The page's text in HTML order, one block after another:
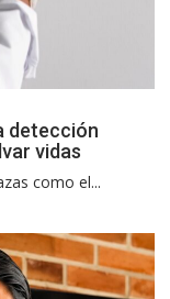
detección
vidas
como el...